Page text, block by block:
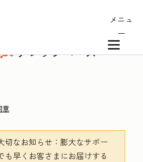
メニュ
ー
ナレッジベース
意
切なお知らせ ：膨大なサポー
も早くお客さまにお届けする